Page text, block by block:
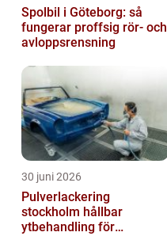
Spolbil i Göteborg: så
fungerar proffsig rör- och
avloppsrensning
30 juni 2026
Pulverlackering
stockholm hållbar
ytbehandling för